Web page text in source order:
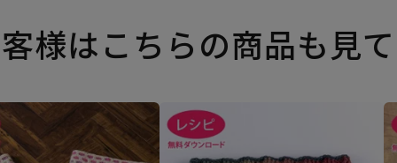
様はこちらの商品も見